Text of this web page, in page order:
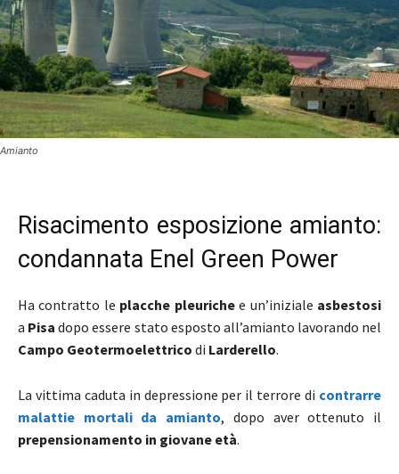
Amianto
Risacimento esposizione amianto:
condannata Enel Green Power
Ha contratto le placche pleurichee un’iniziale asbestosi
a Pisa dopo essere stato esposto all’amianto lavorando nel
Campo Geotermoelettrico di Larderello.
La vittima caduta in depressione per il terrore di contrarre
malattie mortali da amianto, dopo aver ottenuto il
prepensionamento in giovane età.